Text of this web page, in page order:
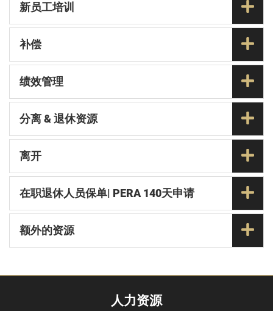
新员工培训
补偿
绩效管理
分离 & 退休资源
离开
在职退休人员保单| PERA 140天申请
额外的资源
人力资源